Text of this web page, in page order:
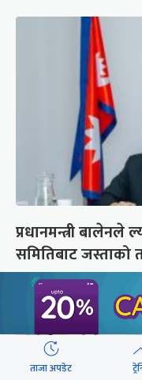
प्रधानमन्त्री
समितिबाट जस्ताको
ताजा अपडेट